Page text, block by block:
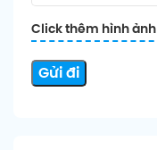
Click thêm hình ảnh